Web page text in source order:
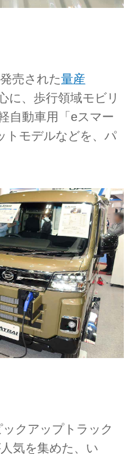
売された量産
に、歩行領域モビリ
自動車用「eスマー
トモデルなどを、パ
クアップトラック
気を集めた、い